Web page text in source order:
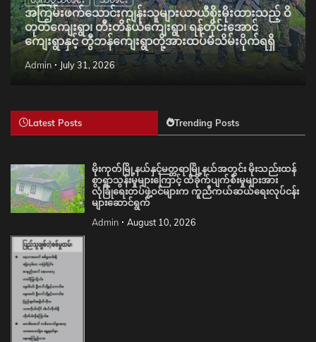
အကြမ်းဖက်သောင်းကျန်းသူများယာယီစိုးမိုးထားသည့် ဝိ
တုတ်ကျေးရွာ၊ တီးတိန်ယံကျေးရွာ၊ ရန်တိုင်းအောင်
ကျေးရွာနှင့် တွီဘန်ကျေးရွာတို့အားထပ်မံသိမ်းပိုက်ရရှိ
Admin July 31, 2026
Latest Posts Trending Posts
မိုးကုတ်မြို့နယ်နှင့်မတ္တရာမြို့နယ်အတွင်း မိုးသည်းထန်
စွာရွာသွန်းမှုများကြောင့် ထိခိုက်ပျက်စီးမှုများအား
လုံခြုံရေးတပ်ဖွဲ့ဝင်များက ကူညီကယ်ဆယ်ရေးလုပ်ငန်း
များဆောင်ရွက်
Admin August 10, 2026